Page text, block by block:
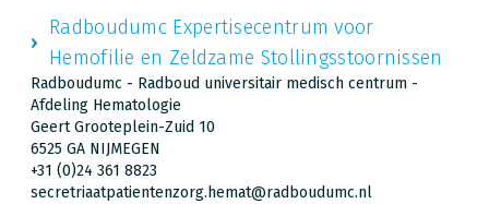
Radboudumc Expertisecentrum voor
Hemofilie en Zeldzame Stollingsstoornissen
Radboudumc - Radboud universitair medisch centrum -
Afdeling Hematologie
Geert Grooteplein-Zuid 10
6525 GA NIJMEGEN
+31 (0)24 361 8823
secretriaatpatientenzorg.hemat@radboudumc.nl